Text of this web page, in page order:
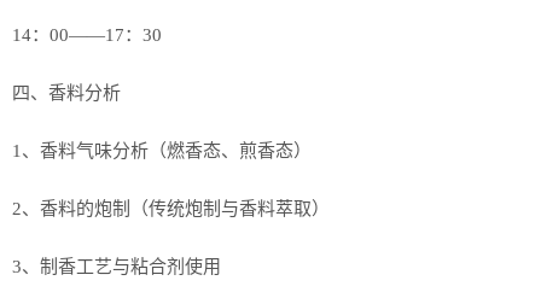
14：00——17：30
四、香料分析
1、香料气味分析（燃香态、煎香态）
2、香料的炮制（传统炮制与香料萃取）
3、制香工艺与粘合剂使用